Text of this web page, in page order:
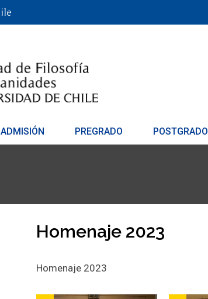
ADMISIÓN PREGRADO POSTGRADO
Homenaje 2023
Homenaje 2023